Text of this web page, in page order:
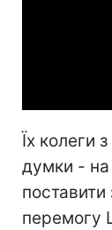
Їх колеги
думки -
поставити
перемогу